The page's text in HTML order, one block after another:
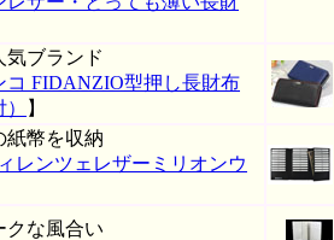
気ブランド
コ FIDANZIO型押し長財布
】
紙幣を収納
レンツェレザーミリオンウ
クな風合い